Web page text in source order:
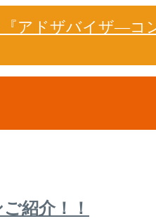
アドザバイザ―コ
紹介！！